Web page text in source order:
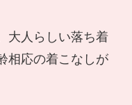
大人らしい落ち着
相応の着こなしが